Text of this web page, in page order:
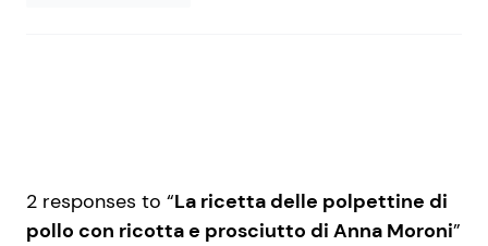
2 responses to “La ricetta delle polpettine di
pollo con ricotta e prosciutto di Anna Moroni”